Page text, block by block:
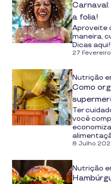
a folia!
Aproveite
maneira,
Dicas aqui!
27
Nutrição
Como
Ter
você
8 Julho
Nutrição